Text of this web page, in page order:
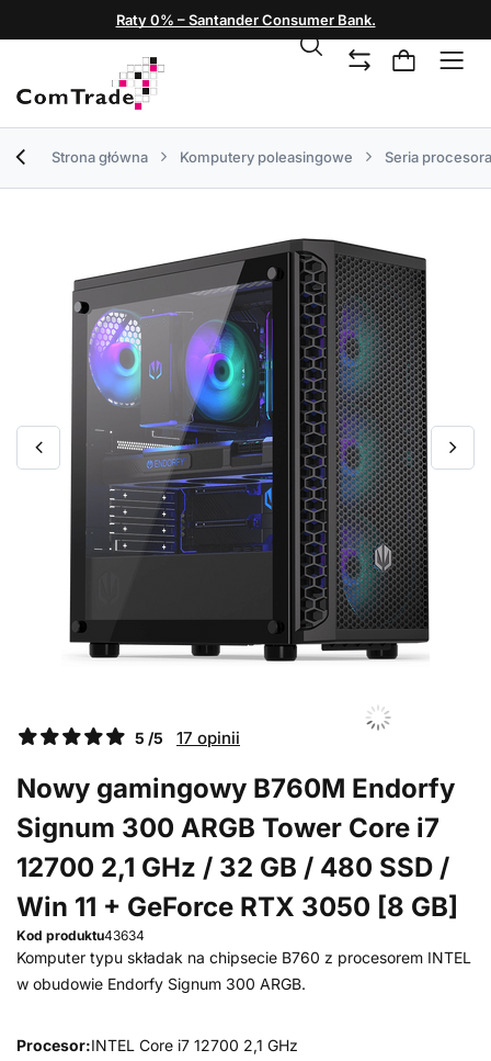
Raty 0% – Santander Consumer Bank.
Strona główna Komputery poleasingowe Seria procesora
5 /5 17 opinii
Nowy gamingowy B760M Endorfy
Signum 300 ARGB Tower Core i7
12700 2,1 GHz / 32 GB / 480 SSD /
Win 11 + GeForce RTX 3050 [8 GB]
Kod produktu43634
Komputer typu składak na chipsecie B760 z procesorem INTEL
w obudowie Endorfy Signum 300 ARGB.
Procesor:INTEL Core i7 12700 2,1 GHz